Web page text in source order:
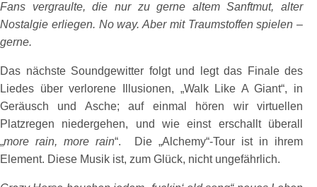
Fans vergraulte, die nur zu gerne altem Sanftmut, alter
Nostalgie erliegen. No way. Aber mit Traumstoffen spielen –
gerne.
Das nächste Soundgewitter folgt und legt das Finale des
Liedes über verlorene Illusionen, „Walk Like A Giant“, in
Geräusch und Asche; auf einmal hören wir virtuellen
Platzregen niedergehen, und wie einst erschallt überall
„more rain, more rain“. Die „Alchemy“-Tour ist in ihrem
Element. Diese Musik ist, zum Glück, nicht ungefährlich.